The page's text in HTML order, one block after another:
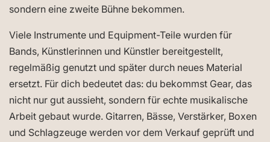
sondern eine zweite Bühne bekommen.
Viele Instrumente und Equipment-Teile wurden für
Bands, Künstlerinnen und Künstler bereitgestellt,
regelmäßig genutzt und später durch neues Material
ersetzt. Für dich bedeutet das: du bekommst Gear, das
nicht nur gut aussieht, sondern für echte musikalische
Arbeit gebaut wurde. Gitarren, Bässe, Verstärker, Boxen
und Schlagzeuge werden vor dem Verkauf geprüft und